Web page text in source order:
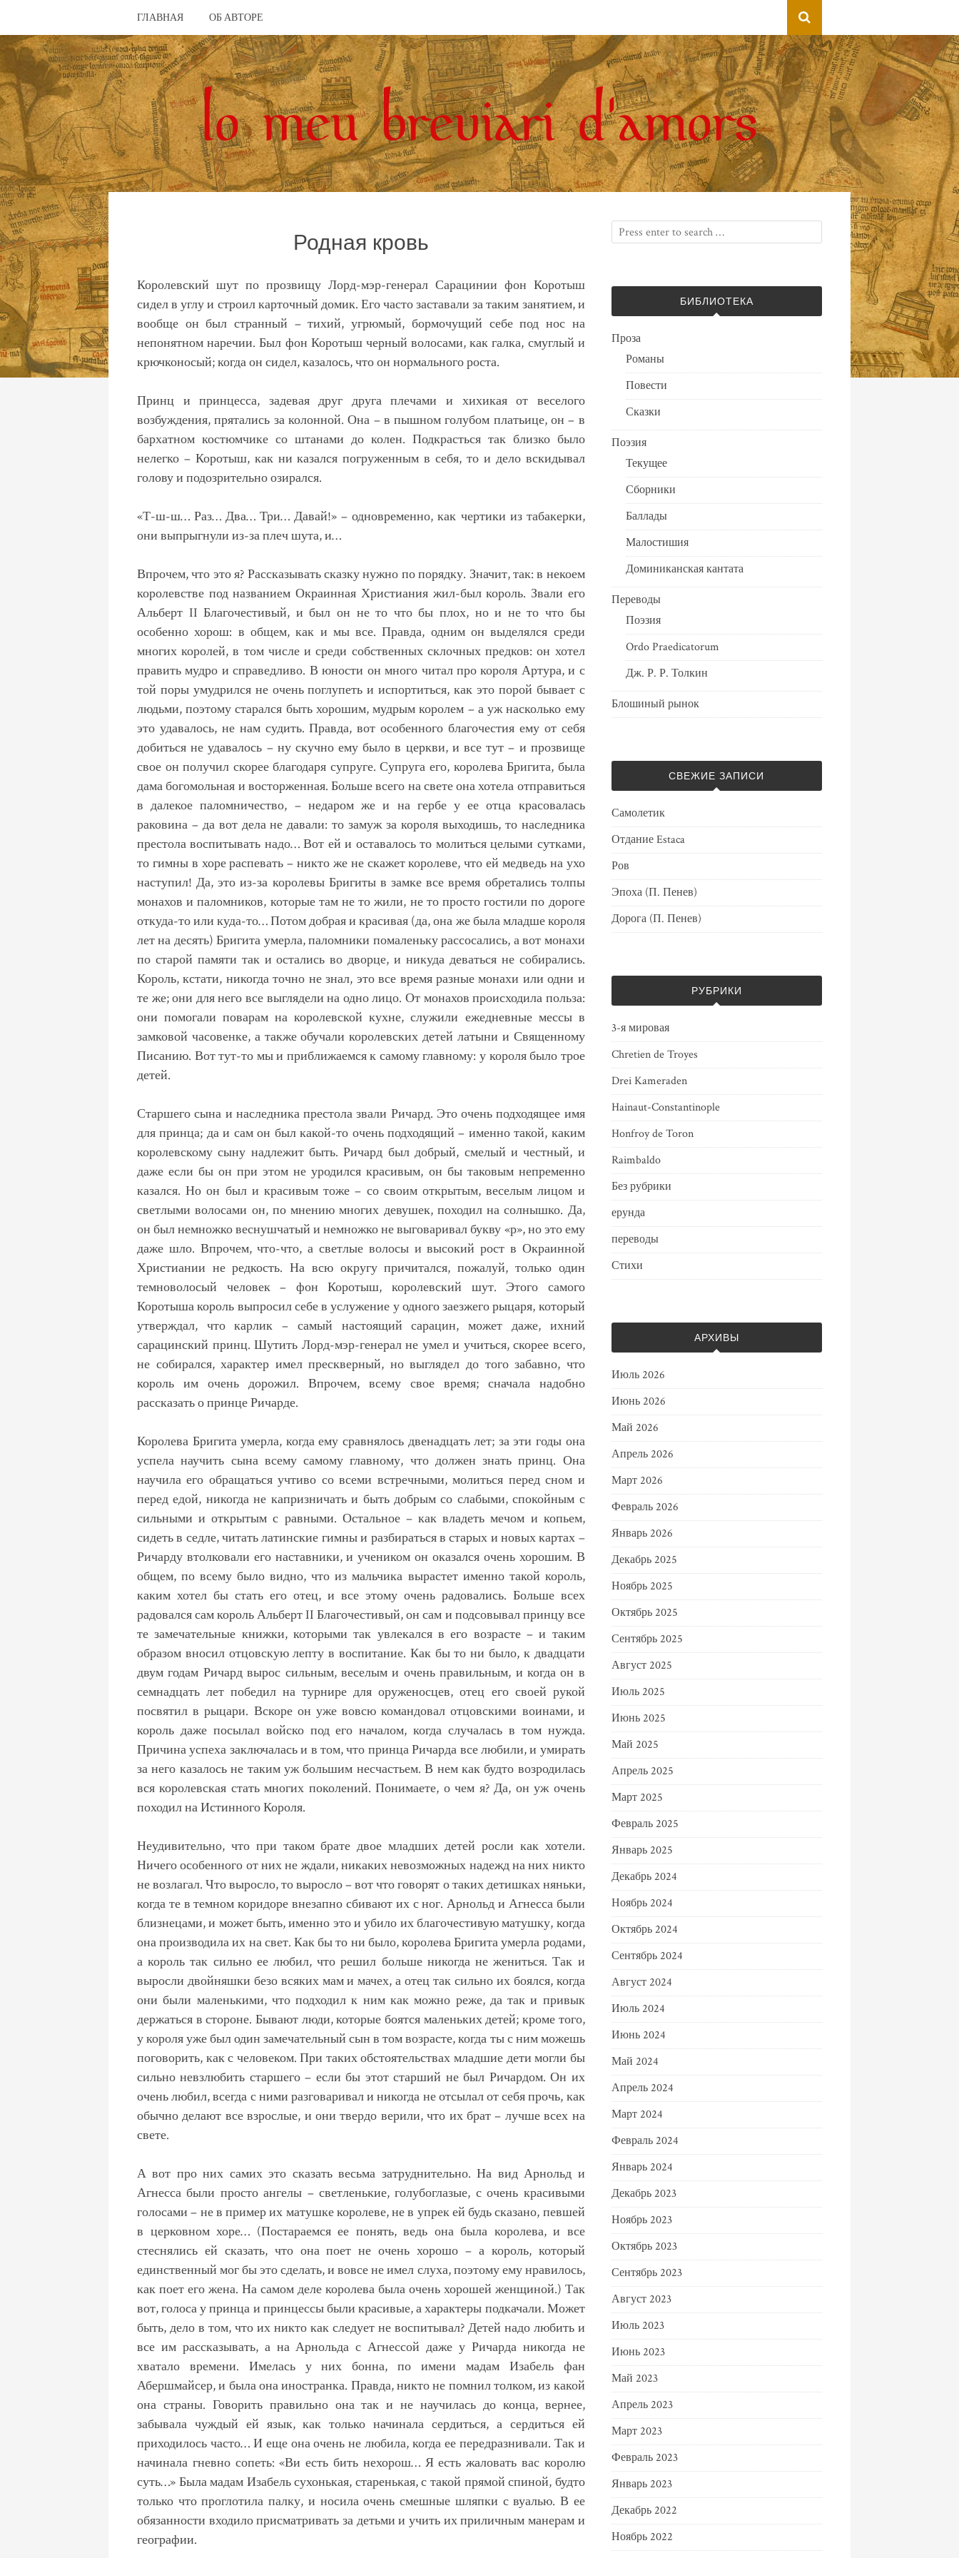
ГЛАВНАЯ ОБ АВТОРЕ
Родная кровь
Королевский шут по прозвищу Лорд-мэр-генерал Сарацинии фон Коротыш
сидел в углу и строил карточный домик. Его часто заставали за таким занятием, и
вообще он был странный – тихий, угрюмый, бормочущий себе под нос на
непонятном наречии. Был фон Коротыш черный волосами, как галка, смуглый и
крючконосый; когда он сидел, казалось, что он нормального роста.
Принц и принцесса, задевая друг друга плечами и хихикая от веселого
возбуждения, прятались за колонной. Она – в пышном голубом платьице, он – в
бархатном костюмчике со штанами до колен. Подкрасться так близко было
нелегко – Коротыш, как ни казался погруженным в себя, то и дело вскидывал
голову и подозрительно озирался.
«Т-ш-ш… Раз… Два… Три… Давай!» – одновременно, как чертики из табакерки,
они выпрыгнули из-за плеч шута, и…
Впрочем, что это я? Рассказывать сказку нужно по порядку. Значит, так: в некоем
королевстве под названием Окраинная Христиания жил-был король. Звали его
Альберт II Благочестивый, и был он не то что бы плох, но и не то что бы
особенно хорош: в общем, как и мы все. Правда, одним он выделялся среди
многих королей, в том числе и среди собственных склочных предков: он хотел
править мудро и справедливо. В юности он много читал про короля Артура, и с
той поры умудрился не очень поглупеть и испортиться, как это порой бывает с
людьми, поэтому старался быть хорошим, мудрым королем – а уж насколько ему
это удавалось, не нам судить. Правда, вот особенного благочестия ему от себя
добиться не удавалось – ну скучно ему было в церкви, и все тут – и прозвище
свое он получил скорее благодаря супруге. Супруга его, королева Бригита, была
дама богомольная и восторженная. Больше всего на свете она хотела отправиться
в далекое паломничество, – недаром же и на гербе у ее отца красовалась
раковина – да вот дела не давали: то замуж за короля выходишь, то наследника
престола воспитывать надо… Вот ей и оставалось то молиться целыми сутками,
то гимны в хоре распевать – никто же не скажет королеве, что ей медведь на ухо
наступил! Да, это из-за королевы Бригиты в замке все время обретались толпы
монахов и паломников, которые там не то жили, не то просто гостили по дороге
откуда-то или куда-то… Потом добрая и красивая (да, она же была младше короля
лет на десять) Бригита умерла, паломники помаленьку рассосались, а вот монахи
по старой памяти так и остались во дворце, и никуда деваться не собирались.
Король, кстати, никогда точно не знал, это все время разные монахи или одни и
те же; они для него все выглядели на одно лицо. От монахов происходила польза:
они помогали поварам на королевской кухне, служили ежедневные мессы в
замковой часовенке, а также обучали королевских детей латыни и Священному
Писанию. Вот тут-то мы и приближаемся к самому главному: у короля было трое
детей.
Старшего сына и наследника престола звали Ричард. Это очень подходящее имя
для принца; да и сам он был какой-то очень подходящий – именно такой, каким
королевскому сыну надлежит быть. Ричард был добрый, смелый и честный, и
даже если бы он при этом не уродился красивым, он бы таковым непременно
казался. Но он был и красивым тоже – со своим открытым, веселым лицом и
светлыми волосами он, по мнению многих девушек, походил на солнышко. Да,
он был немножко веснушчатый и немножко не выговаривал букву «р», но это ему
даже шло. Впрочем, что-что, а светлые волосы и высокий рост в Окраинной
Христиании не редкость. На всю округу причитался, пожалуй, только один
темноволосый человек – фон Коротыш, королевский шут. Этого самого
Коротыша король выпросил себе в услужение у одного заезжего рыцаря, который
утверждал, что карлик – самый настоящий сарацин, может даже, ихний
сарацинский принц. Шутить Лорд-мэр-генерал не умел и учиться, скорее всего,
не собирался, характер имел прескверный, но выглядел до того забавно, что
король им очень дорожил. Впрочем, всему свое время; сначала надобно
рассказать о принце Ричарде.
Королева Бригита умерла, когда ему сравнялось двенадцать лет; за эти годы она
успела научить сына всему самому главному, что должен знать принц. Она
научила его обращаться учтиво со всеми встречными, молиться перед сном и
перед едой, никогда не капризничать и быть добрым со слабыми, спокойным с
сильными и открытым с равными. Остальное – как владеть мечом и копьем,
сидеть в седле, читать латинские гимны и разбираться в старых и новых картах –
Ричарду втолковали его наставники, и учеником он оказался очень хорошим. В
общем, по всему было видно, что из мальчика вырастет именно такой король,
каким хотел бы стать его отец, и все этому очень радовались. Больше всех
радовался сам король Альберт II Благочестивый, он сам и подсовывал принцу все
те замечательные книжки, которыми так увлекался в его возрасте – и таким
образом вносил отцовскую лепту в воспитание. Как бы то ни было, к двадцати
двум годам Ричард вырос сильным, веселым и очень правильным, и когда он в
семнадцать лет победил на турнире для оруженосцев, отец его своей рукой
посвятил в рыцари. Вскоре он уже вовсю командовал отцовскими воинами, и
король даже посылал войско под его началом, когда случалась в том нужда.
Причина успеха заключалась и в том, что принца Ричарда все любили, и умирать
за него казалось не таким уж большим несчастьем. В нем как будто возродилась
вся королевская стать многих поколений. Понимаете, о чем я? Да, он уж очень
походил на Истинного Короля.
Неудивительно, что при таком брате двое младших детей росли как хотели.
Ничего особенного от них не ждали, никаких невозможных надежд на них никто
не возлагал. Что выросло, то выросло – вот что говорят о таких детишках няньки,
когда те в темном коридоре внезапно сбивают их с ног. Арнольд и Агнесса были
близнецами, и может быть, именно это и убило их благочестивую матушку, когда
она производила их на свет. Как бы то ни было, королева Бригита умерла родами,
а король так сильно ее любил, что решил больше никогда не жениться. Так и
выросли двойняшки безо всяких мам и мачех, а отец так сильно их боялся, когда
они были маленькими, что подходил к ним как можно реже, да так и привык
держаться в стороне. Бывают люди, которые боятся маленьких детей; кроме того,
у короля уже был один замечательный сын в том возрасте, когда ты с ним можешь
поговорить, как с человеком. При таких обстоятельствах младшие дети могли бы
сильно невзлюбить старшего – если бы этот старший не был Ричардом. Он их
очень любил, всегда с ними разговаривал и никогда не отсылал от себя прочь, как
обычно делают все взрослые, и они твердо верили, что их брат – лучше всех на
свете.
А вот про них самих это сказать весьма затруднительно. На вид Арнольд и
Агнесса были просто ангелы – светленькие, голубоглазые, с очень красивыми
голосами – не в пример их матушке королеве, не в упрек ей будь сказано, певшей
в церковном хоре… (Постараемся ее понять, ведь она была королева, и все
стеснялись ей сказать, что она поет не очень хорошо – а король, который
единственный мог бы это сделать, и вовсе не имел слуха, поэтому ему нравилось,
как поет его жена. На самом деле королева была очень хорошей женщиной.) Так
вот, голоса у принца и принцессы были красивые, а характеры подкачали. Может
быть, дело в том, что их никто как следует не воспитывал? Детей надо любить и
все им рассказывать, а на Арнольда с Агнессой даже у Ричарда никогда не
хватало времени. Имелась у них бонна, по имени мадам Изабель фан
Абершмайсер, и была она иностранка. Правда, никто не помнил толком, из какой
она страны. Говорить правильно она так и не научилась до конца, вернее,
забывала чуждый ей язык, как только начинала сердиться, а сердиться ей
приходилось часто… И еще она очень не любила, когда ее передразнивали. Так и
начинала гневно сопеть: «Ви есть бить нехорош… Я есть жаловать вас королю
суть…» Была мадам Изабель сухонькая, старенькая, с такой прямой спиной, будто
только что проглотила палку, и носила очень смешные шляпки с вуалью. В ее
обязанности входило присматривать за детьми и учить их приличным манерам и
географии.
БИБЛИОТЕКА
Проза
Романы
Повести
Сказки
Поэзия
Текущее
Сборники
Баллады
Малостишия
Доминиканская кантата
Переводы
Поэзия
Ordo Praedicatorum
Дж. Р. Р. Толкин
Блошиный рынок
СВЕЖИЕ ЗАПИСИ
Самолетик
Отдание Estaca
Ров
Эпоха (П. Пенев)
Дорога (П. Пенев)
РУБРИКИ
3-я мировая
Chretien de Troyes
Drei Kameraden
Hainaut-Constantinople
Honfroy de Toron
Raimbaldo
Без рубрики
ерунда
переводы
Стихи
АРХИВЫ
Июль 2026
Июнь 2026
Май 2026
Апрель 2026
Март 2026
Февраль 2026
Январь 2026
Декабрь 2025
Ноябрь 2025
Октябрь 2025
Сентябрь 2025
Август 2025
Июль 2025
Июнь 2025
Май 2025
Апрель 2025
Март 2025
Февраль 2025
Январь 2025
Декабрь 2024
Ноябрь 2024
Октябрь 2024
Сентябрь 2024
Август 2024
Июль 2024
Июнь 2024
Май 2024
Апрель 2024
Март 2024
Февраль 2024
Январь 2024
Декабрь 2023
Ноябрь 2023
Октябрь 2023
Сентябрь 2023
Август 2023
Июль 2023
Июнь 2023
Май 2023
Апрель 2023
Март 2023
Февраль 2023
Январь 2023
Декабрь 2022
Ноябрь 2022